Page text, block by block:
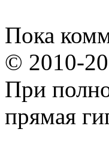
Пока
© 2010-
При
прямая